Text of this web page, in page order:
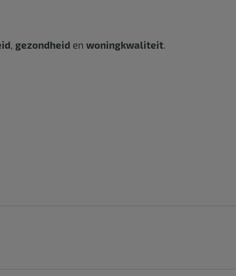
, gezondheid en woningkwaliteit.